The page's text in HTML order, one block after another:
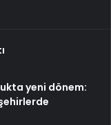
yeni dönem: